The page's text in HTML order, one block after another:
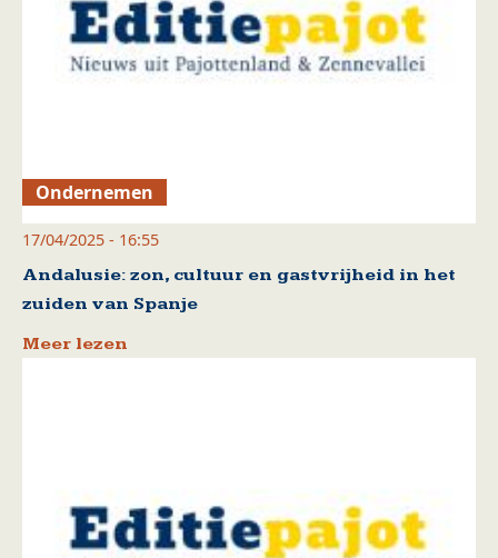
Ondernemen
17/04/2025 - 16:55
Andalusie: zon, cultuur en gastvrijheid in het
zuiden van Spanje
Meer lezen